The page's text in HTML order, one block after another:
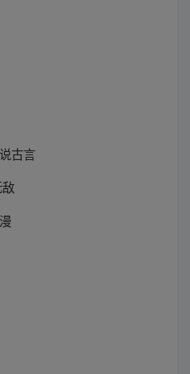
古言